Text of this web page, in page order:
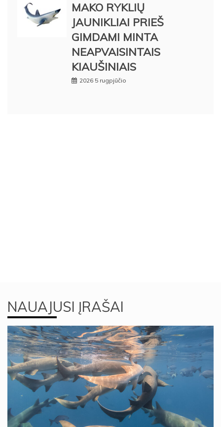
MAKO RYKLIŲ
JAUNIKLIAI PRIEŠ
GIMDAMI MINTA
NEAPVAISINTAIS
KIAUŠINIAIS
2026 5 rugpjūčio
NAUAJUSI ĮRAŠAI